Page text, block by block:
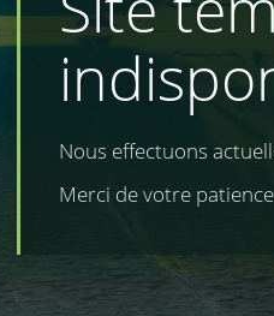
Nous effectuons
Merci de votre